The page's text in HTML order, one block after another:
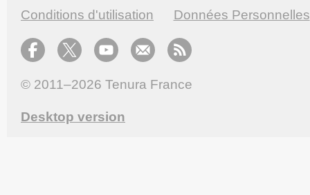
Conditions d'utilisation
Données Personnelles
© 2011–2026 Tenura France
Desktop version